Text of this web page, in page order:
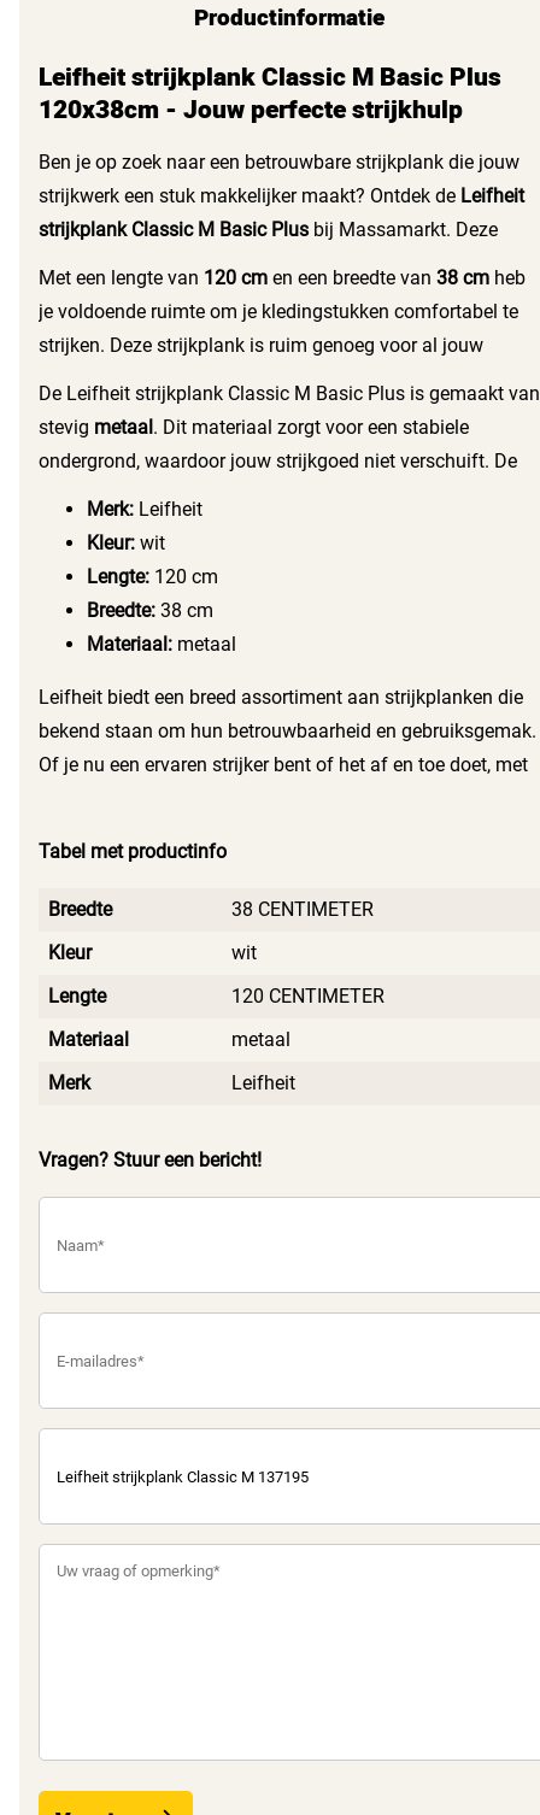
Productinformatie
Leifheit strijkplank Classic M Basic Plus
120x38cm - Jouw perfecte strijkhulp
Ben je op zoek naar een betrouwbare strijkplank die jouw
strijkwerk een stuk makkelijker maakt? Ontdek de Leifheit
strijkplank Classic M Basic Plus bij Massamarkt. Deze
strijkplank biedt alles wat je nodig hebt voor een glad
Met een lengte van 120 cm en een breedte van 38 cm heb
je voldoende ruimte om je kledingstukken comfortabel te
strijken. Deze strijkplank is ruim genoeg voor al jouw
De Leifheit strijkplank Classic M Basic Plus is gemaakt van
stevig metaal . Dit materiaal zorgt voor een stabiele
ondergrond, waardoor jouw strijkgoed niet verschuift. De
strijkplank voelt robuust aan en gaat lang mee, zelfs bij
intensief gebruik.
Merk: Leifheit
Kleur: wit
Lengte: 120 cm
Breedte: 38 cm
Materiaal: metaal
Leifheit biedt een breed assortiment aan strijkplanken die
bekend staan om hun betrouwbaarheid en gebruiksgemak.
Of je nu een ervaren strijker bent of het af en toe doet, met
plezier kunt strijken.
Tabel met productinfo
Breedte
38 CENTIMETER
Kleur
wit
Lengte
120 CENTIMETER
Materiaal
metaal
Merk
Leifheit
Vragen? Stuur een bericht!